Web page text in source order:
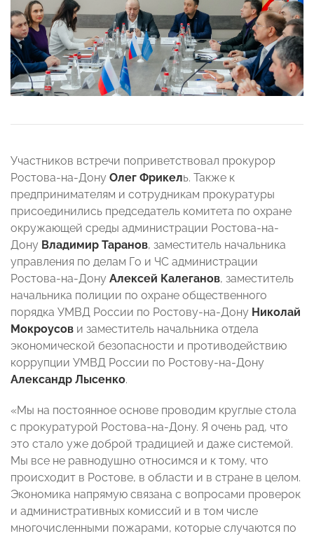
Участников встречи поприветствовал прокурор
Ростова-на-Дону Олег Фрикель. Также к
предпринимателям и сотрудникам прокуратуры
присоединились председатель комитета по охране
окружающей среды администрации Ростова-на-
Дону Владимир Таранов, заместитель начальника
управления по делам Го и ЧС администрации
Ростова-на-Дону Алексей Калеганов, заместитель
начальника полиции по охране общественного
порядка УМВД России по Ростову-на-Дону Николай
Мокроусов и заместитель начальника отдела
экономической безопасности и противодействию
коррупции УМВД России по Ростову-на-Дону
Александр Лысенко.
«Мы на постоянное основе проводим круглые стола
с прокуратурой Ростова-на-Дону. Я очень рад, что
это стало уже доброй традицией и даже системой.
Мы все не равнодушно относимся и к тому, что
происходит в Ростове, в области и в стране в целом.
Экономика напрямую связана с вопросами проверок
и административных комиссий и в том числе
многочисленными пожарами, которые случаются по